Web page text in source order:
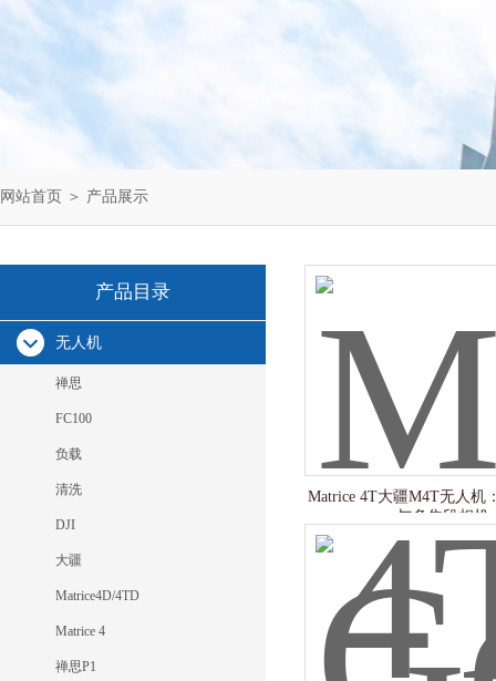
网站首页 ＞ 产品展示
产品目录
无人机
禅思
FC100
负载
清洗
DJI
大疆
Matrice4D/4TD
Matrice 4
禅思P1
Matrice 4T大疆M4T无人机
与多焦段相机